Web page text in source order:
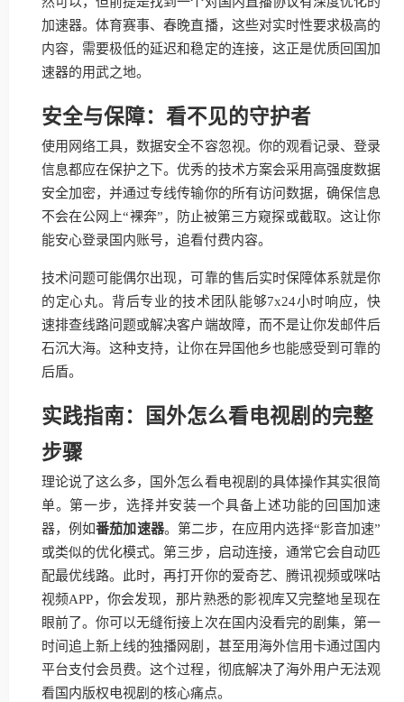
加速器。体育赛事、春晚直播，这些对实时性要求极高的
内容，需要极低的延迟和稳定的连接，这正是优质回国加
速器的用武之地。
安全与保障：看不见的守护者
使用网络工具，数据安全不容忽视。你的观看记录、登录
信息都应在保护之下。优秀的技术方案会采用高强度数据
安全加密，并通过专线传输你的所有访问数据，确保信息
不会在公网上“裸奔”，防止被第三方窥探或截取。这让你
能安心登录国内账号，追看付费内容。
技术问题可能偶尔出现，可靠的售后实时保障体系就是你
的定心丸。背后专业的技术团队能够7x24小时响应，快
速排查线路问题或解决客户端故障，而不是让你发邮件后
石沉大海。这种支持，让你在异国他乡也能感受到可靠的
后盾。
实践指南：国外怎么看电视剧的完整
步骤
理论说了这么多，国外怎么看电视剧的具体操作其实很简
单。第一步，选择并安装一个具备上述功能的回国加速
器，例如番茄加速器。第二步，在应用内选择“影音加速”
或类似的优化模式。第三步，启动连接，通常它会自动匹
配最优线路。此时，再打开你的爱奇艺、腾讯视频或咪咕
视频APP，你会发现，那片熟悉的影视库又完整地呈现在
眼前了。你可以无缝衔接上次在国内没看完的剧集，第一
时间追上新上线的独播网剧，甚至用海外信用卡通过国内
平台支付会员费。这个过程，彻底解决了海外用户无法观
看国内版权电视剧的核心痛点。